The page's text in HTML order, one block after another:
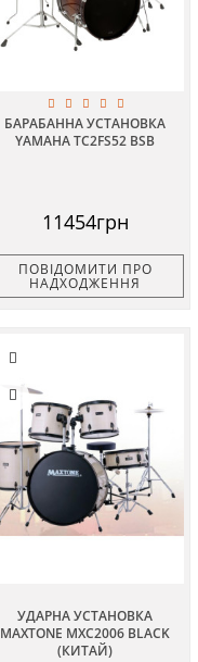
БАРАБАННА УСТАНОВКА
YAMAHA TC2FS52 BSB
11454грн
ПОВІДОМИТИ ПРО
НАДХОДЖЕННЯ
УДАРНА УСТАНОВКА
MAXTONE MXC2006 BLACK
(КИТАЙ)